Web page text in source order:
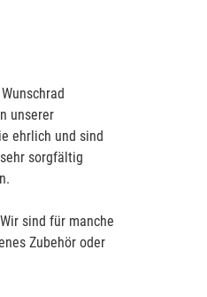
unserer
ehrlich und sind
sorgfältig
sind für manche
Zubehör oder